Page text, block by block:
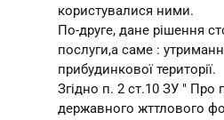
користувалися ними.
По-друге, дане рішення
послуги,а саме :
прибудинкової території.
Згідно п. 2 ст.10 ЗУ " Про
державного жттлового